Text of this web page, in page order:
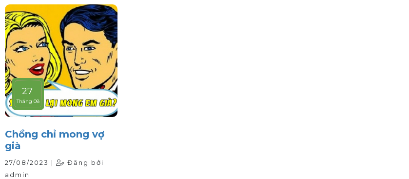
27
Tháng 08
Chồng chỉ mong vợ
già
27/08/2023 |
Đăng bởi
admin